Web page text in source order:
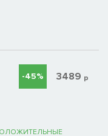
-45% 3489 р